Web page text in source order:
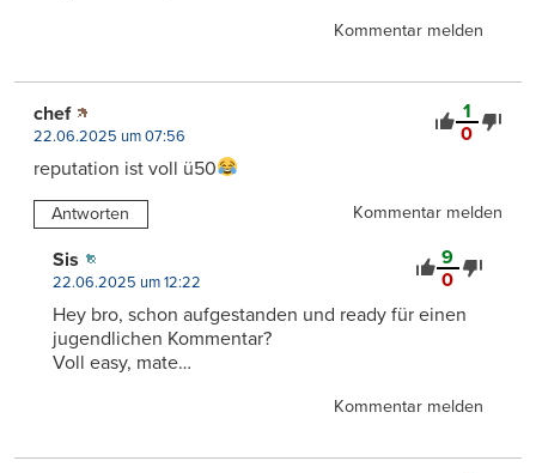
Kommentar melden
1
0
chef
22.06.2025 um 07:56
reputation ist voll ü50
Antworten Kommentar melden
9
0
Sis
22.06.2025 um 12:22
Hey bro, schon aufgestanden und ready für einen
jugendlichen Kommentar?
Voll easy, mate…
Kommentar melden